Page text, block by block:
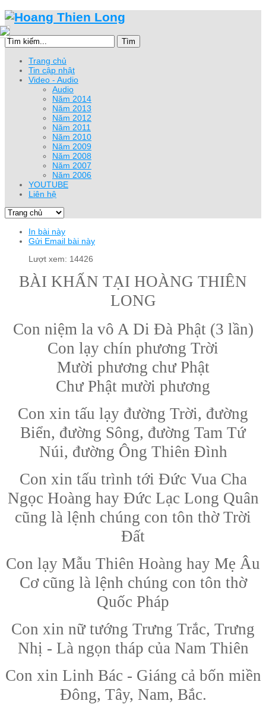
Tìm
Trang chủ
Tin cập nhật
Video - Audio
Audio
Năm 2014
Năm 2013
Năm 2012
Năm 2011
Năm 2010
Năm 2009
Năm 2008
Năm 2007
Năm 2006
YOUTUBE
Liên hệ
In bài này
Gửi Email bài này
Lượt xem: 14426
BÀI KHẤN TẠI HOÀNG THIÊN
LONG
Con niệm la vô A Di Đà Phật (3 lần)
Con lạy chín phương Trời
Mười phương chư Phật
Chư Phật mười phương
Con xin tấu lạy đường Trời, đường
Biển, đường Sông, đường Tam Tứ
Núi, đường Ông Thiên Đình
Con xin tấu trình tới Đức Vua Cha
Ngọc Hoàng hay Đức Lạc Long Quân
cũng là lệnh chúng con tôn thờ Trời
Đất
Con lạy Mẫu Thiên Hoàng hay Mẹ Âu
Cơ cũng là lệnh chúng con tôn thờ
Quốc Pháp
Con xin nữ tướng Trưng Trắc, Trưng
Nhị - Là ngọn tháp của Nam Thiên
Con xin Linh Bác - Giáng cả bốn miền
Đông, Tây, Nam, Bắc.